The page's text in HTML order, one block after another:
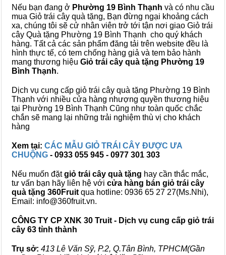
Nếu bạn đang ở Phường 19 Bình Thạnh và có nhu cầu
mua Giỏ trái cây quà tặng, Bạn đừng ngại khoảng cách
xa, chúng tôi sẽ cử nhân viên trở tới tận nơi giao Giỏ trái
cây Quà tặng Phường 19 Bình Thạnh cho quý khách
hàng. Tất cả các sản phẩm đăng tải trên website đều là
hình thực tế, có tem chống hàng giả và tem bảo hành
mang thương hiệu Giỏ trái cây quà tặng Phường 19
Bình Thạnh.
Dịch vụ cung cấp giỏ trái cây quà tặng Phường 19 Bình
Thạnh với nhiều cửa hàng nhượng quyền thương hiệu
tại Phường 19 Bình Thạnh Cũng như toàn quốc chắc
chắn sẽ mang lại những trải nghiệm thù vị cho khách
hàng
Xem tại: CÁC MẪU GIỎ TRÁI CÂY ĐƯỢC ƯA
CHUỘNG - 0933 055 945 - 0977 301 303
Nếu muốn đặtgiỏ trái cây quà tặng hay cần thắc mắc,
tư vấn bạn hãy liên hệ với cửa hàng bán giỏ trái cây
quà tặng 360Fruit qua hotline: 0936 65 27 27(Ms.Nhi),
Email: info@360fruit.vn.
CÔNG TY CP XNK 30 Truit - Dịch vụ cung cấp giỏ trái
cây 63 tỉnh thành
Trụ sở: 413 Lê Văn Sỹ, P.2, Q.Tân Bình, TPHCM(Gần